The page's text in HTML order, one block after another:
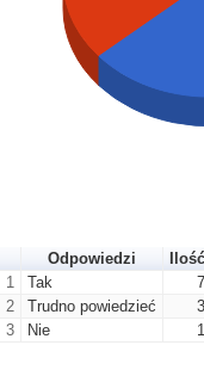
Odpowiedzi Ilość
1
Tak 7
2
Trudno powiedzieć 3
3
Nie 1